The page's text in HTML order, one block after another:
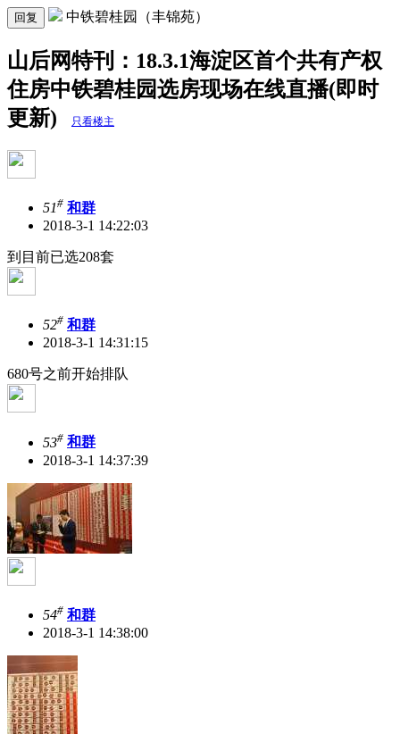
回复 中铁碧桂园（丰锦苑）
山后网特刊：18.3.1海淀区首个共有产权
住房中铁碧桂园选房现场在线直播(即时
更新)
只看楼主
51# 和群
2018-3-1 14:22:03
到目前已选208套
52# 和群
2018-3-1 14:31:15
680号之前开始排队
53# 和群
2018-3-1 14:37:39
54# 和群
2018-3-1 14:38:00